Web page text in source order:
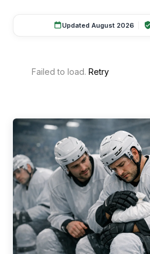
Updated August 2026
Failed to load.Retry